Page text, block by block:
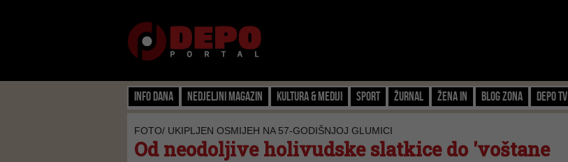
Info dana Nedjeljni magazin Kultura & Mediji Sport Žurnal Žena IN Blog zona Depo TV
FOTO/ UKIPLJEN OSMIJEH NA 57-GODIŠNJOJ GLUMICI
Od neodoljive holivudske slatkice do 'voštane